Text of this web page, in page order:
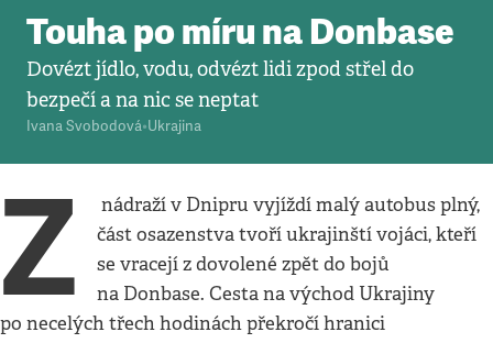
Touha po míru na Donbase
Dovézt jídlo, vodu, odvézt lidi zpod střel do
bezpečí a na nic se neptat
Ivana Svobodová•Ukrajina
Z
nádraží v Dnipru vyjíždí malý autobus plný,
část osazenstva tvoří ukrajinští vojáci, kteří
se vracejí z dovolené zpět do bojů
na Donbase. Cesta na východ Ukrajiny
po necelých třech hodinách překročí hranici